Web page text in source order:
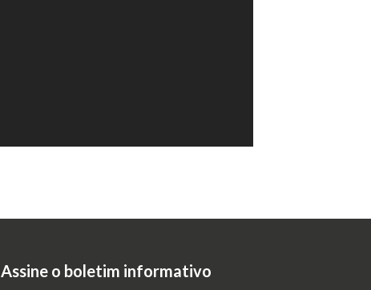
Assine o boletim informativo